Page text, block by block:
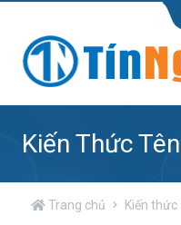
Kiến Thức
Trang chủ Kiến thức